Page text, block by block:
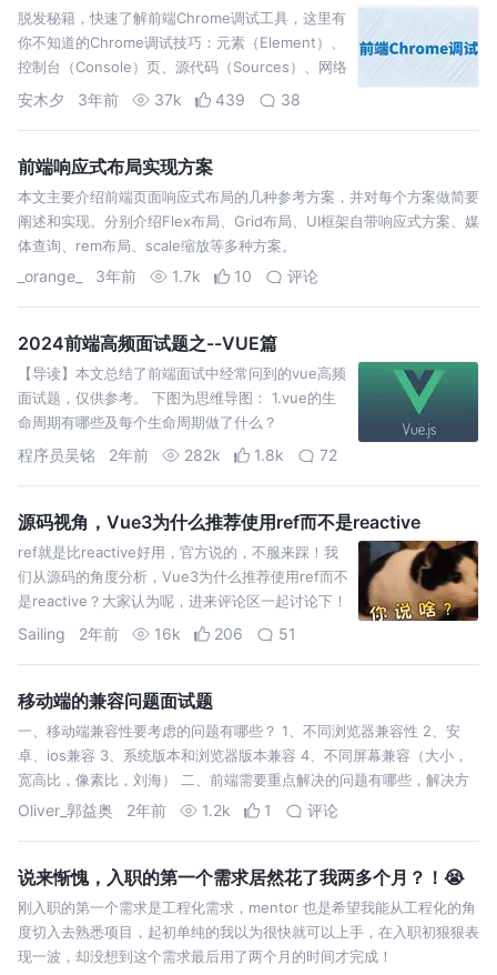
脱发秘籍，快速了解前端Chrome调试工具，这里有
你不知道的Chrome调试技巧：元素（Element）​、
控制台（Console）页、​源代码（Sources）、网络
（Network）、性能优化..
安木夕 3年前 37k 439 38
前端响应式布局实现方案
本文主要介绍前端页面响应式布局的几种参考方案，并对每个方案做简要
阐述和实现。分别介绍Flex布局、Grid布局、UI框架自带响应式方案、媒
体查询、rem布局、scale缩放等多种方案。
_orange_ 3年前 1.7k 10 评论
2024前端高频面试题之--VUE篇
【导读】本文总结了前端面试中经常问到的vue高频
面试题，仅供参考。 下图为思维导图： 1.vue的生
命周期有哪些及每个生命周期做了什么？
beforeCreate是new Vue()之后触发的第一个钩
程序员吴铭 2年前 282k 1.8k 72
源码视角，Vue3为什么推荐使用ref而不是reactive
ref就是比reactive好用，官方说的，不服来踩！我
们从源码的角度分析，Vue3为什么推荐使用ref而不
是reactive？大家认为呢，进来评论区一起讨论下！
Sailing 2年前 16k 206 51
移动端的兼容问题面试题
一、移动端兼容性要考虑的问题有哪些？ 1、不同浏览器兼容性 2、安
卓、ios兼容 3、系统版本和浏览器版本兼容 4、不同屏幕兼容（大小，
宽高比，像素比，刘海） 二、前端需要重点解决的问题有哪些，解决方
Oliver_郭益奥 2年前 1.2k 1 评论
说来惭愧，入职的第一个需求居然花了我两多个月？！😭
刚入职的第一个需求是工程化需求，mentor 也是希望我能从工程化的角
度切入去熟悉项目，起初单纯的我以为很快就可以上手，在入职初狠狠表
现一波，却没想到这个需求最后用了两个月的时间才完成！